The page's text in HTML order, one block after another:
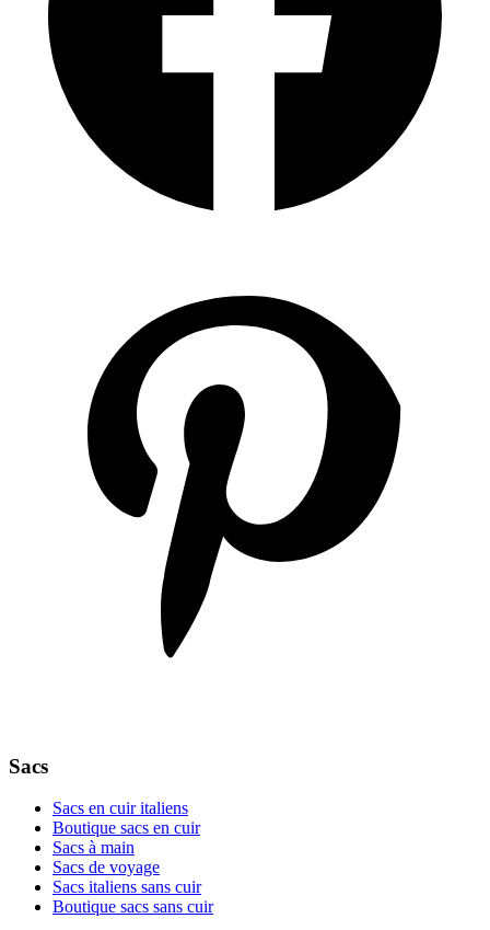
Sacs
Sacs en cuir italiens
Boutique sacs en cuir
Sacs à main
Sacs de voyage
Sacs italiens sans cuir
Boutique sacs sans cuir